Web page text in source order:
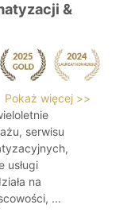
&
Pokaż więcej >>
serwisu
usługi
na
...